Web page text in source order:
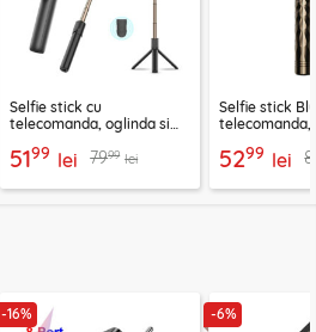
Selfie stick cu
telecomanda, oglinda si
5199 lei 7999 lei
Selfie stick
telecomanda,
5299 lei
-16% -6%